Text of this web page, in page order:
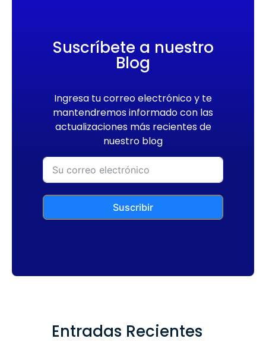
Suscríbete a nuestro
Blog
Ingresa tu correo electrónico y te
mantendremos informado con las
actualizaciones más recientes de
nuestro blog
Suscribir
Entradas Recientes